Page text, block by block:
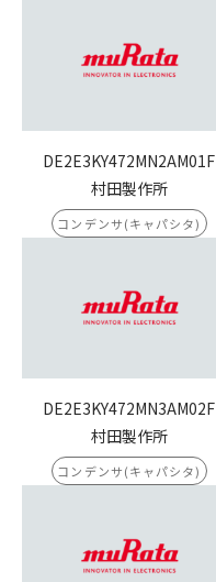
DE2E3KY472MN2AM01F
村田製作所
コンデンサ(キャパシタ)
DE2E3KY472MN3AM02F
村田製作所
コンデンサ(キャパシタ)